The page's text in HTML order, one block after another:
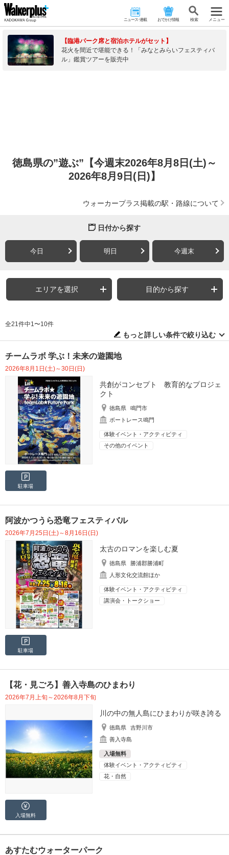
ニュース･連載 おでかけ情報 検 索 メニュー
【臨港パーク席と宿泊ホテルがセット】
花火を間近で堪能できる！「みなとみらいフェスティバ
ル」鑑賞ツアーを販売中
徳島県の”遊ぶ”【今週末2026年8月8日(土)～
2026年8月9日(日)】
ウォーカープラス掲載の駅・路線について
日付から探す
今日 明日 今週末
エリアを選択 目的から探す
全21件中1〜10件
もっと詳しい条件で絞り込む
チームラボ 学ぶ！未来の遊園地
2026年8月1日(土)～30日(日)
共創がコンセプト 教育的なプロジェ
クト
徳島県
鳴門市
ボートレース鳴門
体験イベント・アクティビティ
その他のイベント
駐車場
阿波かつうら恐竜フェスティバル
2026年7月25日(土)～8月16日(日)
太古のロマンを楽しむ夏
徳島県
勝浦郡勝浦町
人形文化交流館ほか
体験イベント・アクティビティ
講演会・トークショー
駐車場
【花・見ごろ】善入寺島のひまわり
2026年7月上旬～2026年8月下旬
川の中の無人島にひまわりが咲き誇る
徳島県
吉野川市
善入寺島
入場無料
体験イベント・アクティビティ
花・自然
入場無料
あすたむウォーターパーク